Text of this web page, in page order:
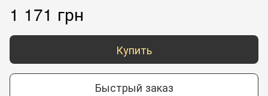
1 171 грн
Купить
Быстрый заказ